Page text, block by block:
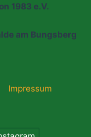
1983 e.V.
am Bungsberg
Impressum